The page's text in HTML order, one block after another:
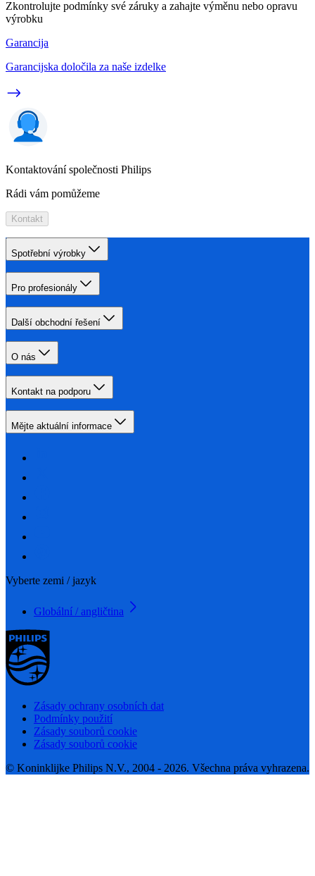
Zkontrolujte podmínky své záruky a zahajte výměnu nebo opravu
výrobku
Garancija
Garancijska določila za naše izdelke
Kontaktování společnosti Philips
Rádi vám pomůžeme
Kontakt
Spotřební výrobky
Pro profesionály
Další obchodní řešení
O nás
Kontakt na podporu
Mějte aktuální informace
Vyberte zemi / jazyk
Globální / angličtina
Zásady ochrany osobních dat
Podmínky použití
Zásady souborů cookie
Zásady souborů cookie
© Koninklijke Philips N.V., 2004 - 2026. Všechna práva vyhrazena.